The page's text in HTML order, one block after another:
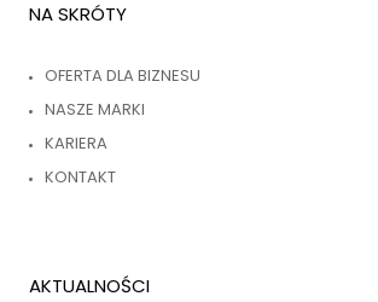
NA SKRÓTY
OFERTA DLA BIZNESU
NASZE MARKI
KARIERA
KONTAKT
AKTUALNOŚCI